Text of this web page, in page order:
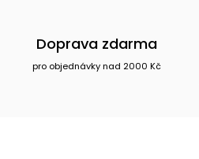
Doprava zdarma
pro objednávky nad 2000 Kč